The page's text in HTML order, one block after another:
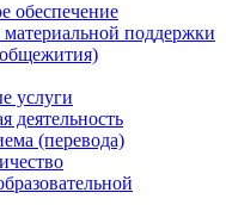
обеспечение
поддержки
услуги
деятельность
(перевода)